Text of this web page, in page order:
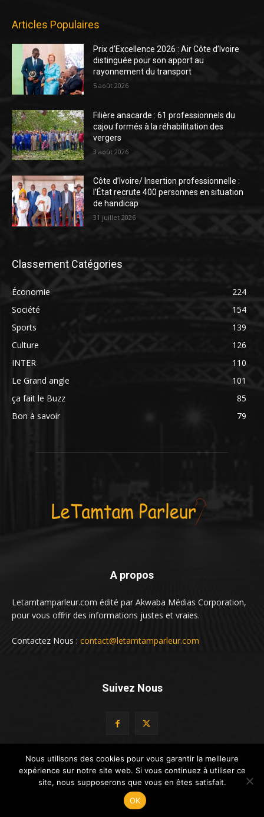
Articles Populaires
Prix d’Excellence 2026 : Air Côte d’Ivoire
distinguée pour son apport au
rayonnement du transport
5 août 2026
Filière anacarde : 61 professionnels du
cajou formés à la réhabilitation des
vergers
3 août 2026
Côte d’Ivoire/ Insertion professionnelle :
l’État recrute 400 personnes en situation
de handicap
31 juillet 2026
Classement Catégories
Économie
224
Société
154
Sports
139
Culture
126
INTER
110
Le Grand angle
101
ça fait le Buzz
85
Bon à savoir
79
A propos
Letamtamparleur.com édité par Akwaba Médias Corporation,
pour vous offrir des informations justes et vraies.
Contactez Nous : contact@letamtamparleur.com
Suivez Nous
© LeTamTamParleur by Altacado Digital
Politique de confidentialité
Nous utilisons des cookies pour vous garantir la meilleure
expérience sur notre site web. Si vous continuez à utiliser ce
site, nous supposerons que vous en êtes satisfait.
OK